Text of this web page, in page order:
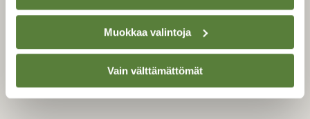
Muokkaa valintoja
Vain välttämättömät